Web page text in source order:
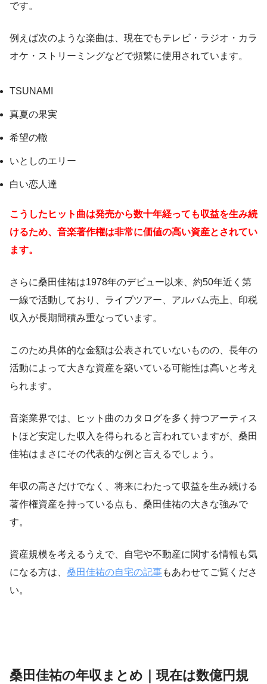
です。
例えば次のような楽曲は、現在でもテレビ・ラジオ・カラ
オケ・ストリーミングなどで頻繁に使用されています。
TSUNAMI
真夏の果実
希望の轍
いとしのエリー
白い恋人達
こうしたヒット曲は発売から数十年経っても収益を生み続
けるため、音楽著作権は非常に価値の高い資産とされてい
ます。
さらに桑田佳祐は1978年のデビュー以来、約50年近く第
一線で活動しており、ライブツアー、アルバム売上、印税
収入が長期間積み重なっています。
このため具体的な金額は公表されていないものの、長年の
活動によって大きな資産を築いている可能性は高いと考え
られます。
音楽業界では、ヒット曲のカタログを多く持つアーティス
トほど安定した収入を得られると言われていますが、桑田
佳祐はまさにその代表的な例と言えるでしょう。
年収の高さだけでなく、将来にわたって収益を生み続ける
著作権資産を持っている点も、桑田佳祐の大きな強みで
す。
資産規模を考えるうえで、自宅や不動産に関する情報も気
になる方は、 桑田佳祐の自宅の記事もあわせてご覧くださ
い。
桑田佳祐の年収まとめ｜現在は数億円規